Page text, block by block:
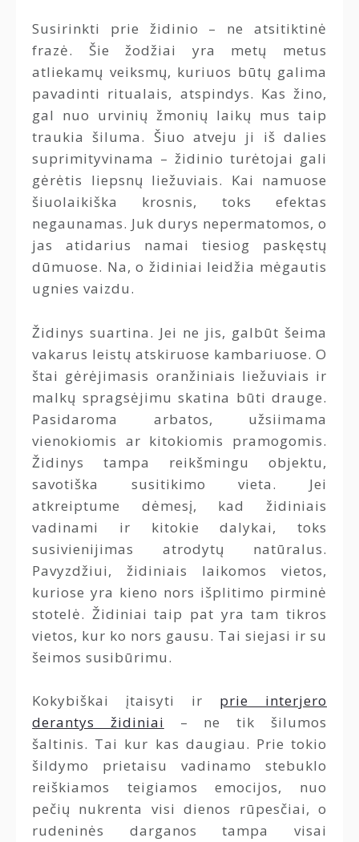
Susirinkti prie židinio – ne atsitiktinė
frazė. Šie žodžiai yra metų metus
atliekamų veiksmų, kuriuos būtų galima
pavadinti ritualais, atspindys. Kas žino,
gal nuo urvinių žmonių laikų mus taip
traukia šiluma. Šiuo atveju ji iš dalies
suprimityvinama – židinio turėtojai gali
gėrėtis liepsnų liežuviais. Kai namuose
šiuolaikiška krosnis, toks efektas
negaunamas. Juk durys nepermatomos, o
jas atidarius namai tiesiog paskęstų
dūmuose. Na, o židiniai leidžia mėgautis
ugnies vaizdu.
Židinys suartina. Jei ne jis, galbūt šeima
vakarus leistų atskiruose kambariuose. O
štai gėrėjimasis oranžiniais liežuviais ir
malkų spragsėjimu skatina būti drauge.
Pasidaroma arbatos, užsiimama
vienokiomis ar kitokiomis pramogomis.
Židinys tampa reikšmingu objektu,
savotiška susitikimo vieta. Jei
atkreiptume dėmesį, kad židiniais
vadinami ir kitokie dalykai, toks
susivienijimas atrodytų natūralus.
Pavyzdžiui, židiniais laikomos vietos,
kuriose yra kieno nors išplitimo pirminė
stotelė. Židiniai taip pat yra tam tikros
vietos, kur ko nors gausu. Tai siejasi ir su
šeimos susibūrimu.
Kokybiškai įtaisyti ir prie interjero
derantys židiniai – ne tik šilumos
šaltinis. Tai kur kas daugiau. Prie tokio
šildymo prietaisu vadinamo stebuklo
reiškiamos teigiamos emocijos, nuo
pečių nukrenta visi dienos rūpesčiai, o
rudeninės darganos tampa visai